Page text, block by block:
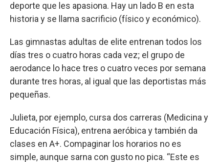
deporte que les apasiona. Hay un lado B en esta
historia y se llama sacrificio (físico y económico).
Las gimnastas adultas de elite entrenan todos los
días tres o cuatro horas cada vez; el grupo de
aerodance lo hace tres o cuatro veces por semana
durante tres horas, al igual que las deportistas más
pequeñas.
Julieta, por ejemplo, cursa dos carreras (Medicina y
Educación Física), entrena aeróbica y también da
clases en A+. Compaginar los horarios no es
simple, aunque sarna con gusto no pica. “Este es